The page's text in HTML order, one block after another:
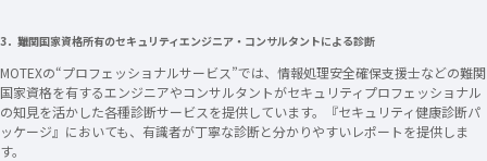
3．難関国家資格所有のセキュリティエンジニア・コンサルタントによる診断
MOTEXの“プロフェッショナルサービス”では、情報処理安全確保支援士などの難関
国家資格を有するエンジニアやコンサルタントがセキュリティプロフェッショナル
の知見を活かした各種診断サービスを提供しています。『セキュリティ健康診断パ
ッケージ』においても、有識者が丁寧な診断と分かりやすいレポートを提供しま
す。